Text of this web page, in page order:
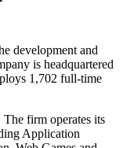
development and
is headquartered
1,702 full-time
The firm operates its
Application